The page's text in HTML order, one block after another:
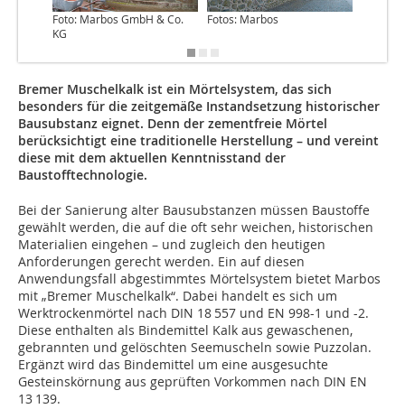
Foto: Marbos GmbH & Co.
KG
Fotos: Marbos
Bremer Muschelkalk ist ein Mörtelsystem, das sich
besonders für die zeitgemäße Instandsetzung historischer
Bausubstanz eignet. Denn der zementfreie Mörtel
berücksichtigt eine traditionelle Herstellung – und vereint
diese mit dem aktuellen Kenntnisstand der
Baustofftechnologie.
Bei der Sanierung alter Bausubstanzen müssen Baustoffe
gewählt werden, die auf die oft sehr weichen, historischen
Materialien eingehen – und zugleich den heutigen
Anforderungen gerecht werden. Ein auf diesen
Anwendungsfall abgestimmtes Mörtelsystem bietet Marbos
mit „Bremer Muschelkalk“. Dabei handelt es sich um
Werktrockenmörtel nach DIN 18 557 und EN 998-1 und -2.
Diese enthalten als Bindemittel Kalk aus gewaschenen,
gebrannten und gelöschten Seemuscheln sowie Puzzolan.
Ergänzt wird das Bindemittel um eine ausgesuchte
Gesteinskörnung aus geprüften Vorkommen nach DIN EN
13 139.